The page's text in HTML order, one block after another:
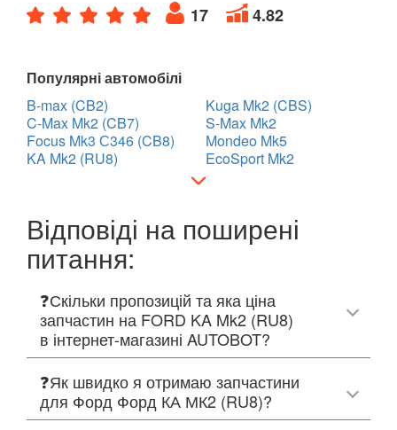
17 4.82
Популярні автомобілі
B-max (CB2)
C-Max Mk2 (CB7)
Focus Mk3 С346 (CB8)
KA Mk2 (RU8)
Kuga Mk2 (CBS)
S-Max Mk2
Mondeo Mk5
EcoSport Mk2
Відповіді на поширені
питання:
❓Скільки пропозицій та яка ціна
запчастин на FORD KA Mk2 (RU8)
в інтернет-магазині AUTOBOT?
❓Як швидко я отримаю запчастини
для Форд Форд КА МК2 (RU8)?